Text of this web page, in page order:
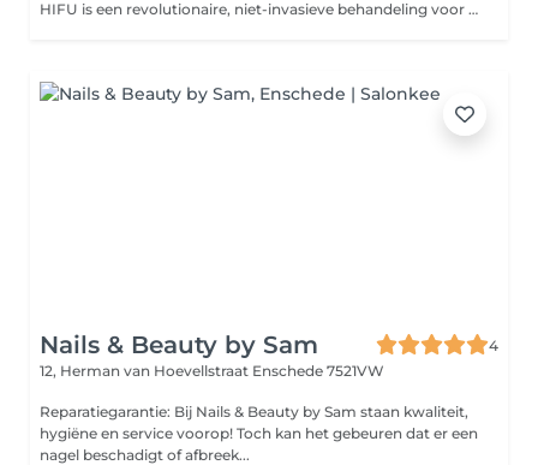
HIFU is een revolutionaire, niet-invasieve behandeling voor een natuurlijke facelift en diepe huidverstraking. Dankzij hoogtechnologische ultrasone geluidsgolven wordt de collageenproductie gestimuleerd. Geniet van een strakke, jeugdige huid zonder snijden!
Nails & Beauty by Sam
4
12, Herman van Hoevellstraat Enschede 7521VW
Reparatiegarantie: Bij Nails & Beauty by Sam staan kwaliteit,
hygiëne en service voorop! Toch kan het gebeuren dat er een
nagel beschadigt of afbreek...